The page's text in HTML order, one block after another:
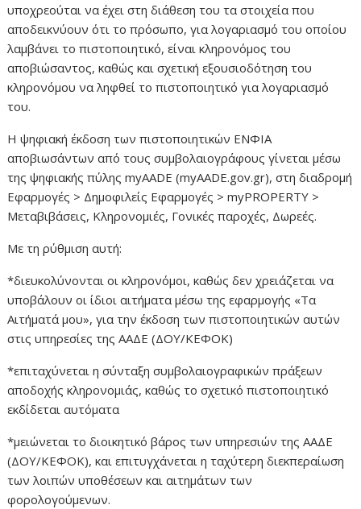
υποχρεούται να έχει στη διάθεση του τα στοιχεία που
αποδεικνύουν ότι το πρόσωπο, για λογαριασμό του οποίου
λαμβάνει το πιστοποιητικό, είναι κληρονόμος του
αποβιώσαντος, καθώς και σχετική εξουσιοδότηση του
κληρονόμου να ληφθεί το πιστοποιητικό για λογαριασμό
του.
Η ψηφιακή έκδοση των πιστοποιητικών ΕΝΦΙΑ
αποβιωσάντων από τους συμβολαιογράφους γίνεται μέσω
της ψηφιακής πύλης myAADE (myAADE.gov.gr), στη διαδρομή
Εφαρμογές > Δημοφιλείς Εφαρμογές > myPROPERTY >
Μεταβιβάσεις, Κληρονομιές, Γονικές παροχές, Δωρεές.
Με τη ρύθμιση αυτή:
*διευκολύνονται οι κληρονόμοι, καθώς δεν χρειάζεται να
υποβάλουν οι ίδιοι αιτήματα μέσω της εφαρμογής «Τα
Αιτήματά μου», για την έκδοση των πιστοποιητικών αυτών
στις υπηρεσίες της ΑΑΔΕ (ΔΟΥ/ΚΕΦΟΚ)
*επιταχύνεται η σύνταξη συμβολαιογραφικών πράξεων
αποδοχής κληρονομιάς, καθώς το σχετικό πιστοποιητικό
εκδίδεται αυτόματα
*μειώνεται το διοικητικό βάρος των υπηρεσιών της ΑΑΔΕ
(ΔΟΥ/ΚΕΦΟΚ), και επιτυγχάνεται η ταχύτερη διεκπεραίωση
των λοιπών υποθέσεων και αιτημάτων των
φορολογούμενων.